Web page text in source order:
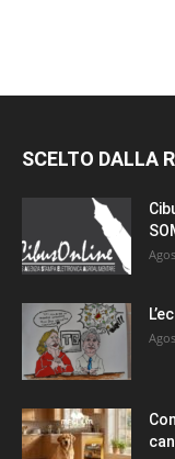
SCELTO DALLA